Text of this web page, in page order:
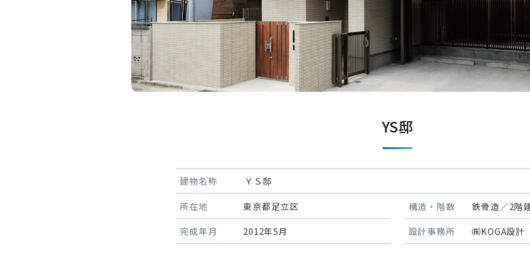
YS邸
建物名称 ＹＳ邸
所在地 東京都足立区 構造・階数 鉄骨造／2階
完成年月 2012年5月 設計事務所 ㈱KOGA設計